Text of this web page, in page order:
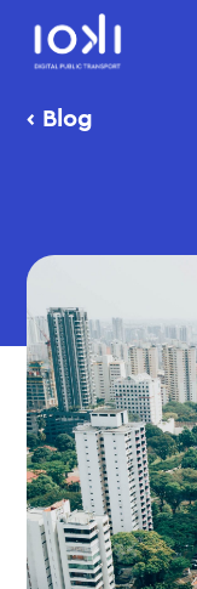
‹ Blog